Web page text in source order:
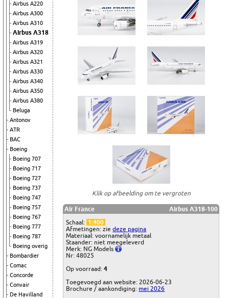
Airbus A220
Airbus A300
Airbus A310
Airbus A318
Airbus A319
Airbus A320
Airbus A321
Airbus A330
Airbus A340
Airbus A350
Airbus A380
Beluga
Antonov
ATR
BAC
Boeing
Boeing 707
Boeing 717
Boeing 727
Boeing 737
Boeing 747
Boeing 757
Boeing 767
Boeing 777
Boeing 787
Boeing overig
Bombardier
Comac
Concorde
Convair
De Havilland
Klik op afbeelding om te vergroten
Air France
Airbus A318-100
Schaal: 1:400
Afmetingen: ziedeze pagina
Materiaal: voornamelijk metaal
Staander: niet meegeleverd
Merk: NG Models
Nr: 48025
Op voorraad:4
Toegevoegd aan website: 2026-06-23
Brochure / aankondiging: mei 2026